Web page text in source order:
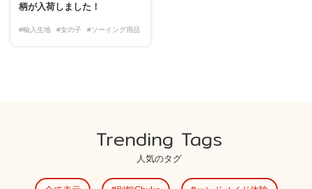
柄が入荷しました！
#輸入生地 #女の子 #ソーイング用品
Trending Tags
人気のタグ